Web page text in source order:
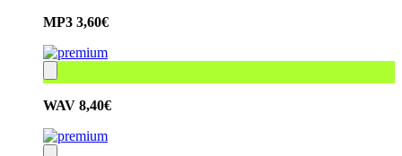
MP3 3,60€
WAV 8,40€